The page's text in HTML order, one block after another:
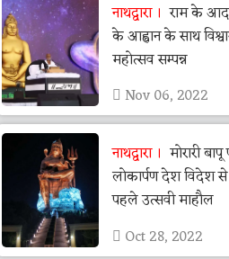
नाथद्वारा
राम के
के आह्वान के साथ
महोत्सव सम्पन्न
Nov 06, 2022
नाथद्वारा
मोरारी
लोकार्पण देश विदेश
पहले उत्सवी माहौल
Oct 28, 2022